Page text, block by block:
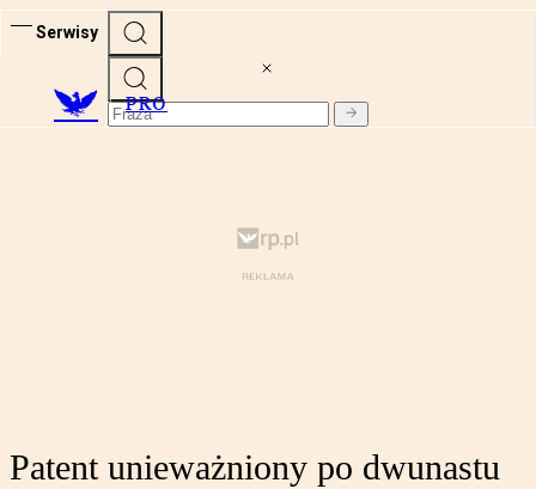
Serwisy
PRO
Patent unieważniony po dwunastu